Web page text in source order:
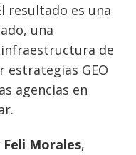
resultado es una
una
de
estrategias GEO
agencias en
Feli Morales,